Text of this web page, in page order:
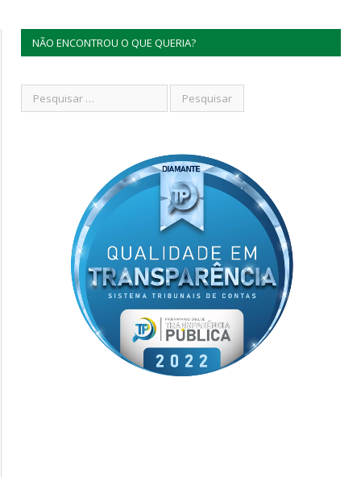
NÃO ENCONTROU O QUE QUERIA?